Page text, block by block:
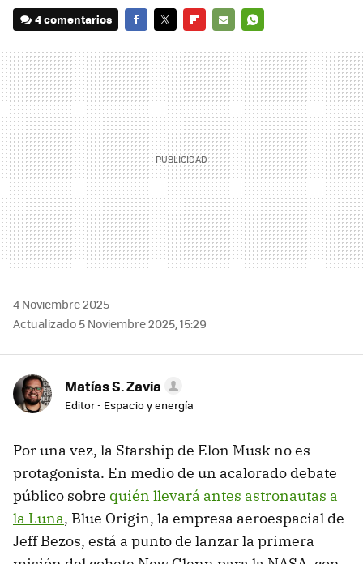
4 comentarios
MAIL
4 Noviembre 2025
Actualizado 5 Noviembre 2025, 15:29
Matías S. Zavia
Editor - Espacio y energía
Por una vez, la Starship de Elon Musk no es
protagonista. En medio de un acalorado debate
público sobre quién llevará antes astronautas a
la Luna, Blue Origin, la empresa aeroespacial de
Jeff Bezos, está a punto de lanzar la primera